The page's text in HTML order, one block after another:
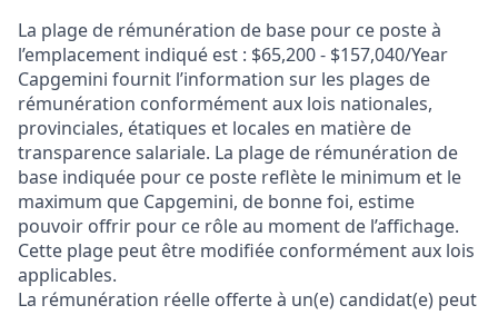
La plage de rémunération de base pour ce poste à
l’emplacement indiqué est : $65,200 - $157,040/Year
Capgemini fournit l’information sur les plages de
rémunération conformément aux lois nationales,
provinciales, étatiques et locales en matière de
transparence salariale. La plage de rémunération de
base indiquée pour ce poste reflète le minimum et le
maximum que Capgemini, de bonne foi, estime
pouvoir offrir pour ce rôle au moment de l’affichage.
Cette plage peut être modifiée conformément aux lois
applicables.
La rémunération réelle offerte à un(e) candidat(e) peut